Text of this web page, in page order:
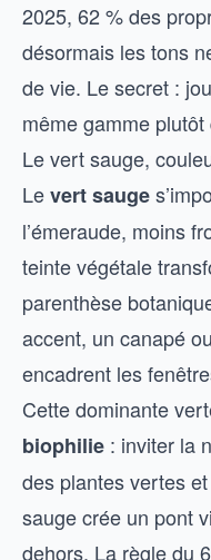
2025, 62 % des
désormais les tons
de vie. Le secret :
même gamme
Le vert sauge,
Levert sauge
l’émeraude, moins
teinte végétale
parenthèse
accent, un canapé
encadrent les
Cette dominante
biophilie : inviter la
des plantes vertes
sauge crée un pont
dehors. La règle du